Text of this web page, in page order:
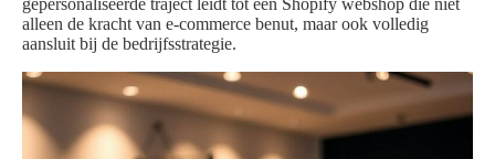
gepersonaliseerde traject leidt tot een Shopify webshop die niet
alleen de kracht van e-commerce benut, maar ook volledig
aansluit bij de bedrijfsstrategie.